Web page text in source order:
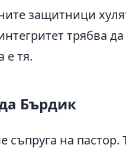
защитници
трябва
е тя.
Бърдик
на